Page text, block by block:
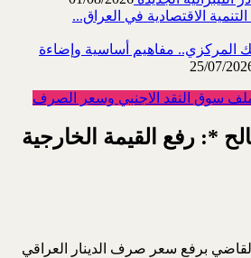
الاقتصادية في العراق...
المركزي.. مفاهيم أساسية وإضاءة
25/07/
سوق النقد الاجنبي وسعر الصرف
*: رفع القيمة الخارجية
قرار ٧-شباط-٢٠٢٣ (القاضي برفع سعر صرف الدينار العراقي